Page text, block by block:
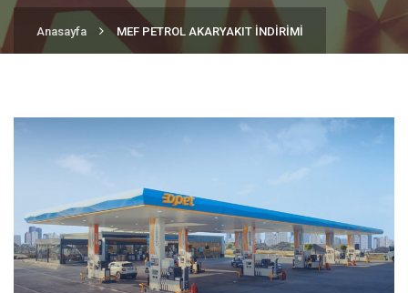
Anasayfa MEF PETROL AKARYAKIT İNDİRİMİ